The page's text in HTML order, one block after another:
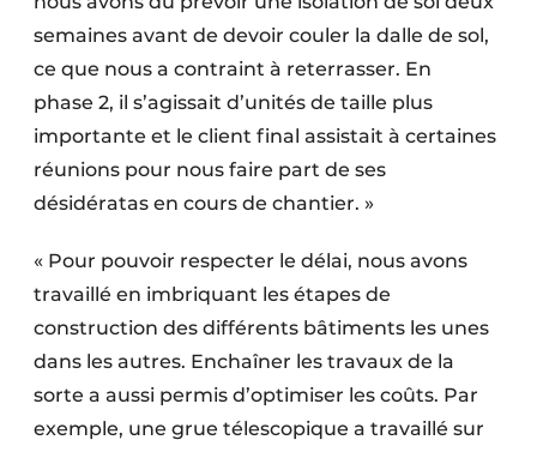
semaines avant de devoir couler la dalle de sol,
ce que nous a contraint à reterrasser. En
phase 2, il s’agissait d’unités de taille plus
importante et le client final assistait à certaines
réunions pour nous faire part de ses
désidératas en cours de chantier. »
« Pour pouvoir respecter le délai, nous avons
travaillé en imbriquant les étapes de
construction des différents bâtiments les unes
dans les autres. Enchaîner les travaux de la
sorte a aussi permis d’optimiser les coûts. Par
exemple, une grue télescopique a travaillé sur